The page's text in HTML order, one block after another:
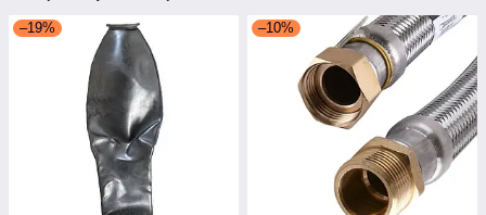
–19% –10%